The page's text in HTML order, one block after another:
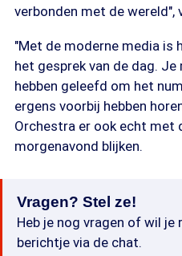
verbonden met de wereld",
"Met de moderne media is
het gesprek van de dag.
hebben geleefd om het
ergens voorbij hebben
Orchestra er ook echt met
morgenavond blijken.
Vragen? Stel ze!
Heb je nog vragen of wil je
berichtje via de chat.